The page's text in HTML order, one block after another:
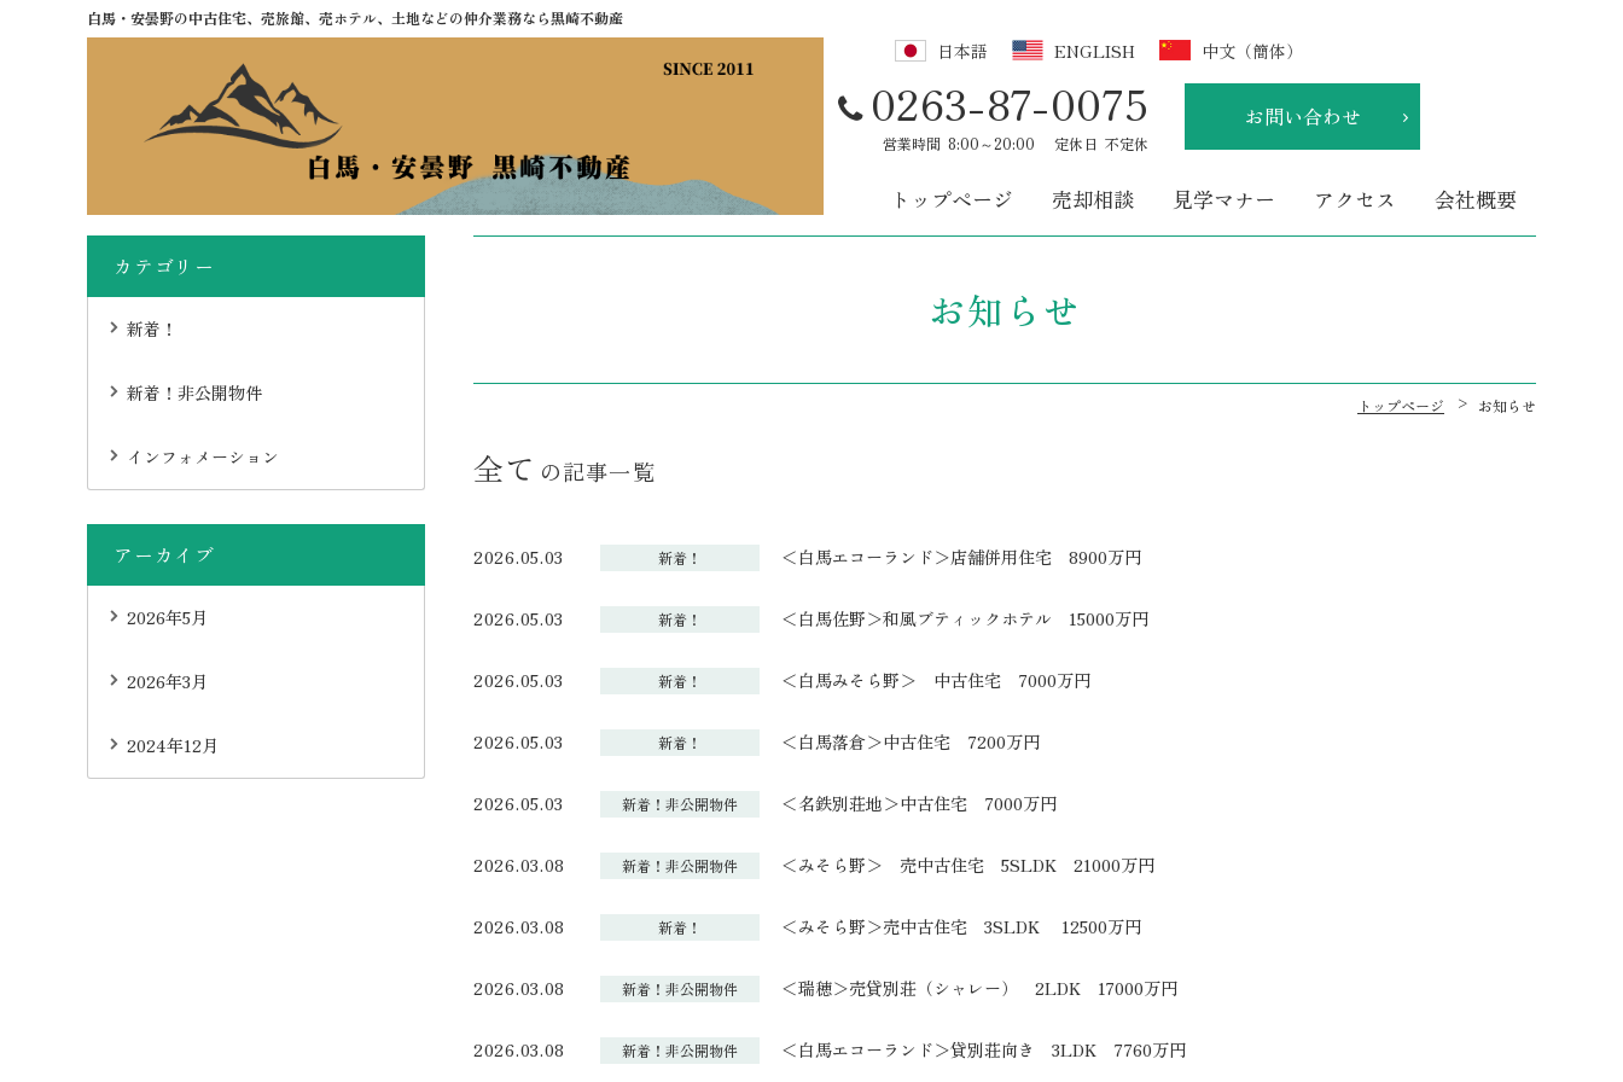
白馬・安曇野の中古住宅、売旅館、売ホテル、土地などの仲介業務なら黒崎不動産
日本語 ENGLISH 中文（簡体）
0263-87-0075
営業時間 8:00～20:00 定休日 不定休
お問い合わせ
トップページ 売却相談 見学マナー アクセス 会社概要
お知らせ
トップページ お知らせ
全て の記事一覧
2026.05.03 新着！ ＜白馬エコーランド＞店舗併用住宅 8900万円
2026.05.03 新着！ ＜白馬佐野＞和風ブティックホテル 15000万円
2026.05.03 新着！ ＜白馬みそら野＞ 中古住宅 7000万円
2026.05.03 新着！ ＜白馬落倉＞中古住宅 7200万円
2026.05.03 新着！非公開物件 ＜名鉄別荘地＞中古住宅 7000万円
2026.03.08 新着！非公開物件 ＜みそら野＞ 売中古住宅 5SLDK 21000万円
2026.03.08 新着！ ＜みそら野＞売中古住宅 3SLDK 12500万円
2026.03.08 新着！非公開物件 ＜瑞穂＞売貸別荘（シャレー） 2LDK 17000万円
2026.03.08 新着！非公開物件 ＜白馬エコーランド＞貸別荘向き 3LDK 7760万円
カテゴリー
新着！
新着！非公開物件
インフォメーション
アーカイブ
2026年5月
2026年3月
2024年12月